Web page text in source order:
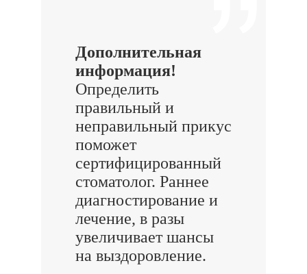
Дополнительная
информация!
Определить
правильный и
неправильный прикус
поможет
сертифицированный
стоматолог. Раннее
диагностирование и
лечение, в разы
увеличивает шансы
на выздоровление.